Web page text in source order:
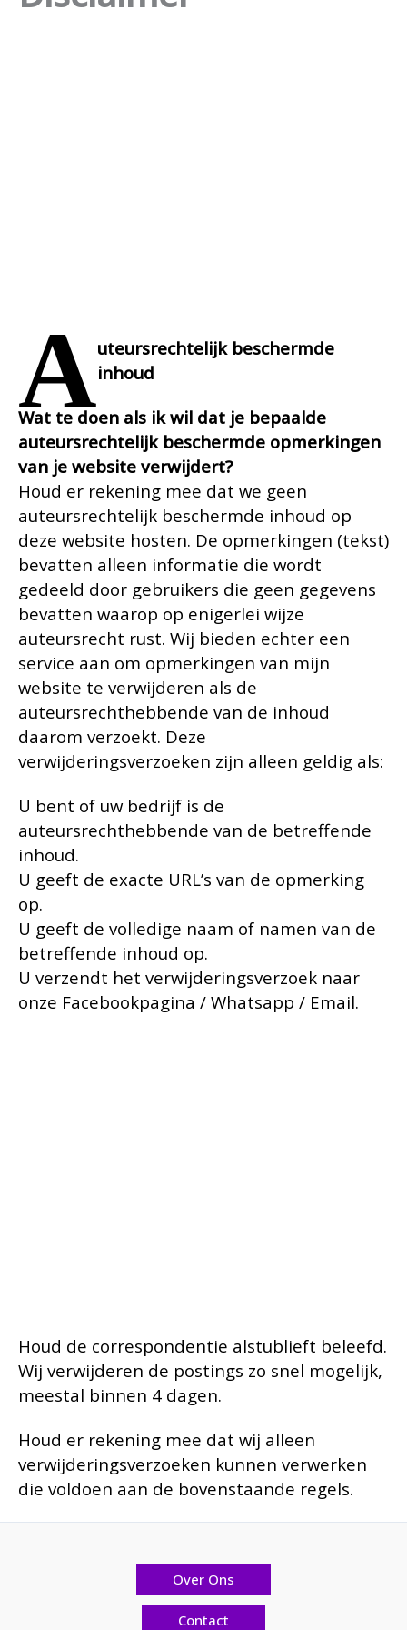
Auteursrechtelijk beschermde
inhoud
Wat te doen als ik wil dat je bepaalde
auteursrechtelijk beschermde opmerkingen
van je website verwijdert?
Houd er rekening mee dat we geen
auteursrechtelijk beschermde inhoud op
deze website hosten. De opmerkingen (tekst)
bevatten alleen informatie die wordt
gedeeld door gebruikers die geen gegevens
bevatten waarop op enigerlei wijze
auteursrecht rust. Wij bieden echter een
service aan om opmerkingen van mijn
website te verwijderen als de
auteursrechthebbende van de inhoud
daarom verzoekt. Deze
verwijderingsverzoeken zijn alleen geldig als:
U bent of uw bedrijf is de
auteursrechthebbende van de betreffende
inhoud.
U geeft de exacte URL’s van de opmerking
op.
U geeft de volledige naam of namen van de
betreffende inhoud op.
U verzendt het verwijderingsverzoek naar
onze Facebookpagina / Whatsapp / Email.
Houd de correspondentie alstublieft beleefd.
Wij verwijderen de postings zo snel mogelijk,
meestal binnen 4 dagen.
Houd er rekening mee dat wij alleen
verwijderingsverzoeken kunnen verwerken
die voldoen aan de bovenstaande regels.
Over Ons
Contact